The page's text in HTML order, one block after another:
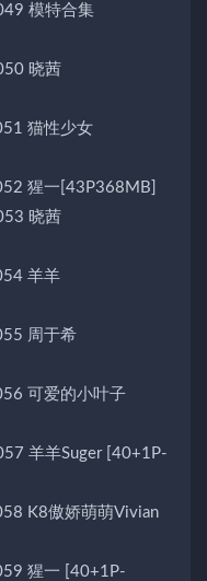
模特合集
晓茜
猫性少女
猩一[43P368MB]
晓茜
羊羊
周于希
可爱的小叶子
羊羊Suger [40+1P-
K8傲娇萌萌Vivian
猩一 [40+1P-